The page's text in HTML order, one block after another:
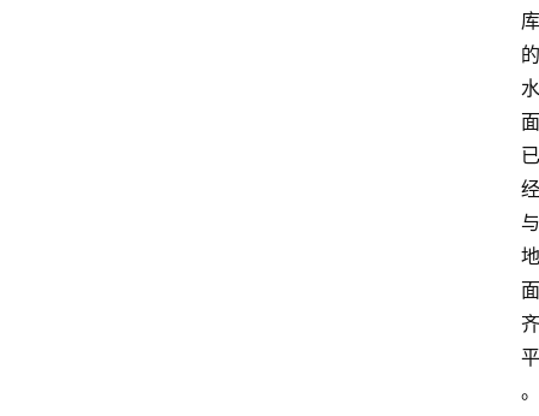
库
的
水
面
已
经
与
地
面
齐
平
。